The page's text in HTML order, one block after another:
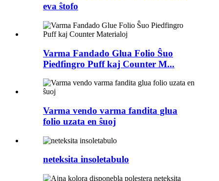
eva ŝtofo
Varma Fandado Glua Folio Ŝuo
Piedfingro Puff kaj Counter M...
Varma vendo varma fandita glua
folio uzata en ŝuoj
neteksita insoletabulo